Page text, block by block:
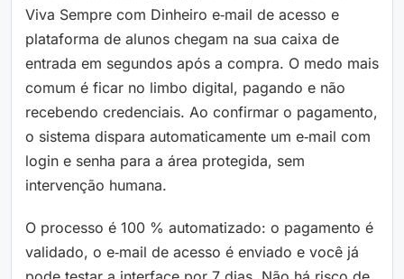
Viva Sempre com Dinheiro e‑mail de acesso e
plataforma de alunos chegam na sua caixa de
entrada em segundos após a compra. O medo mais
comum é ficar no limbo digital, pagando e não
recebendo credenciais. Ao confirmar o pagamento,
o sistema dispara automaticamente um e‑mail com
login e senha para a área protegida, sem
intervenção humana.
O processo é 100 % automatizado: o pagamento é
validado, o e‑mail de acesso é enviado e você já